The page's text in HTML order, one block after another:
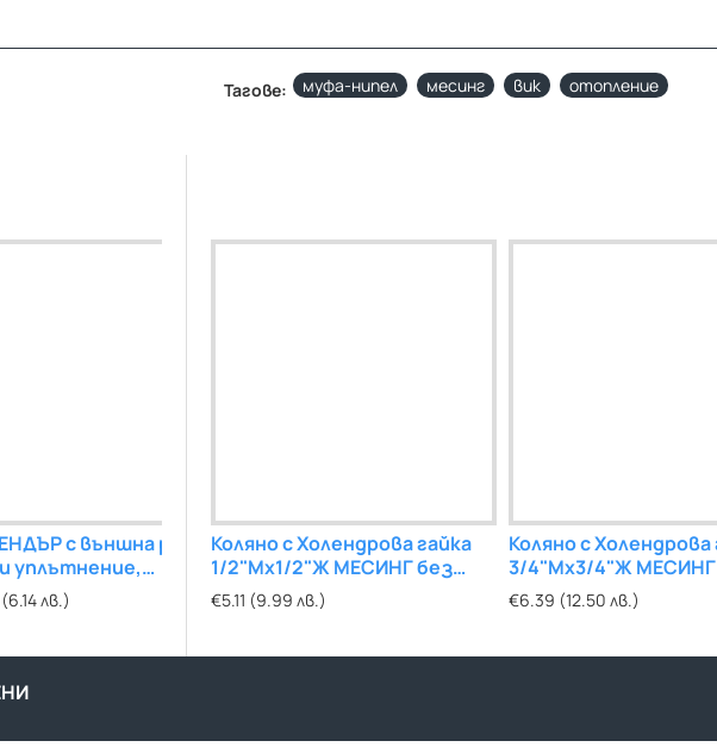
Тагове: муфа-нипел месинг вик отопление
с външна резба
уплътнение,
лв.)
Редукция ВРН 1"х3/4"
МЕСИНГ без покритие
€1.69 (3.31 лв.)
Редукция ВРН 1/
МЕСИНГ без
€1.00 (1.96 лв.)
Коляно с Холендрова гайка
1/2"Мх1/2"Ж МЕСИНГ без
покритие
€5.11 (9.99 лв.)
Коляно с Холендрова
3/4"Мх3/4"Ж МЕСИНГ
покритие
€6.39 (12.50 лв.)